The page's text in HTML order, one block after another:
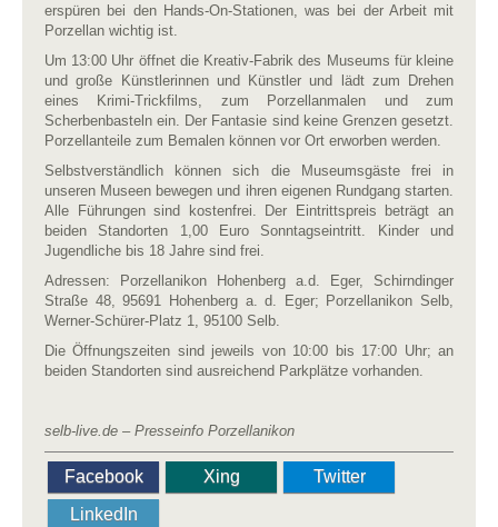
erspüren bei den Hands-On-Stationen, was bei der Arbeit mit
Porzellan wichtig ist.
Um 13:00 Uhr öffnet die Kreativ-Fabrik des Museums für kleine
und große Künstlerinnen und Künstler und lädt zum Drehen
eines Krimi-Trickfilms, zum Porzellanmalen und zum
Scherbenbasteln ein. Der Fantasie sind keine Grenzen gesetzt.
Porzellanteile zum Bemalen können vor Ort erworben werden.
Selbstverständlich können sich die Museumsgäste frei in
unseren Museen bewegen und ihren eigenen Rundgang starten.
Alle Führungen sind kostenfrei. Der Eintrittspreis beträgt an
beiden Standorten 1,00 Euro Sonntagseintritt. Kinder und
Jugendliche bis 18 Jahre sind frei.
Adressen: Porzellanikon Hohenberg a.d. Eger, Schirndinger
Straße 48, 95691 Hohenberg a. d. Eger; Porzellanikon Selb,
Werner-Schürer-Platz 1, 95100 Selb.
Die Öffnungszeiten sind jeweils von 10:00 bis 17:00 Uhr; an
beiden Standorten sind ausreichend Parkplätze vorhanden.
selb-live.de – Presseinfo Porzellanikon
Facebook Xing
Twitter
LinkedIn